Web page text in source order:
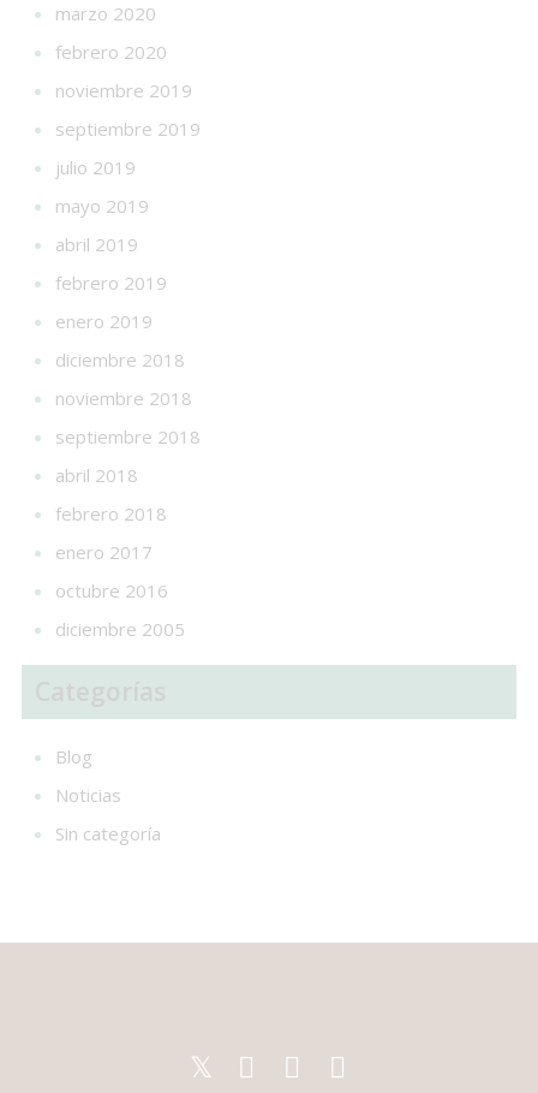
marzo 2020
febrero 2020
noviembre 2019
septiembre 2019
julio 2019
mayo 2019
abril 2019
febrero 2019
enero 2019
diciembre 2018
noviembre 2018
septiembre 2018
abril 2018
febrero 2018
enero 2017
octubre 2016
diciembre 2005
Blog
Noticias
Sin categoría